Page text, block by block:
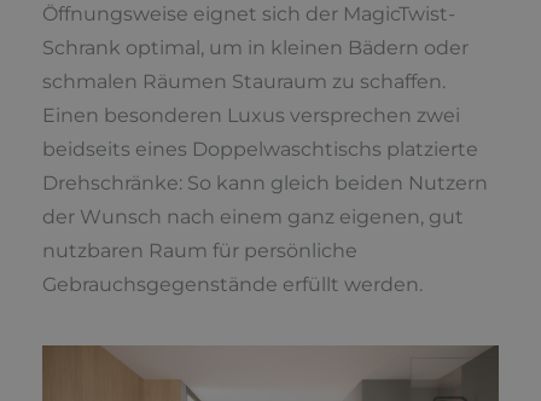
Öffnungsweise eignet sich der MagicTwist-
Schrank optimal, um in kleinen Bädern oder
schmalen Räumen Stauraum zu schaffen.
Einen besonderen Luxus versprechen zwei
beidseits eines Doppelwaschtischs platzierte
Drehschränke: So kann gleich beiden Nutzern
der Wunsch nach einem ganz eigenen, gut
nutzbaren Raum für persönliche
Gebrauchsgegenstände erfüllt werden.